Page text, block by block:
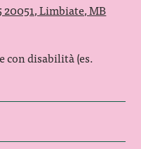
Limbiate, MB
con disabilità (es.